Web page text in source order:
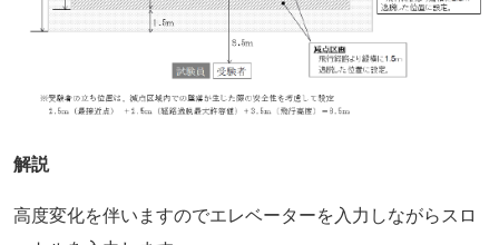
解説
高度変化を伴いますのでエレベーターを入力しながらスロ